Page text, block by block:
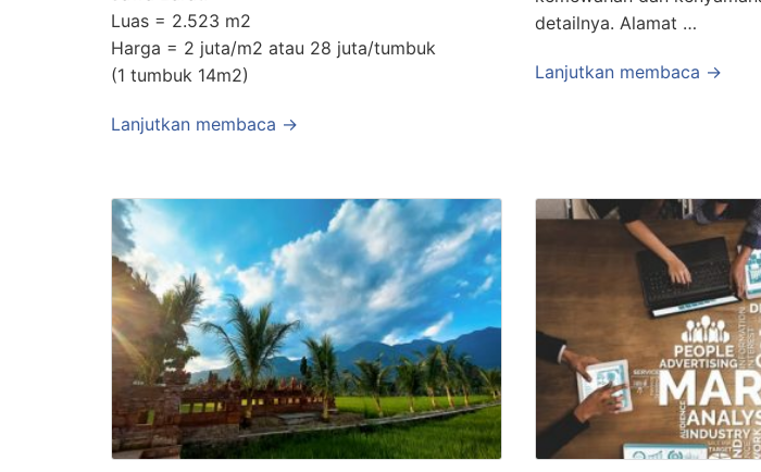
Luas = 2.523 m2
Harga = 2 juta/m2 atau 28 juta/tumbuk
(1 tumbuk 14m2)
Lanjutkan membaca →
detailnya. Alamat …
Lanjutkan membaca →